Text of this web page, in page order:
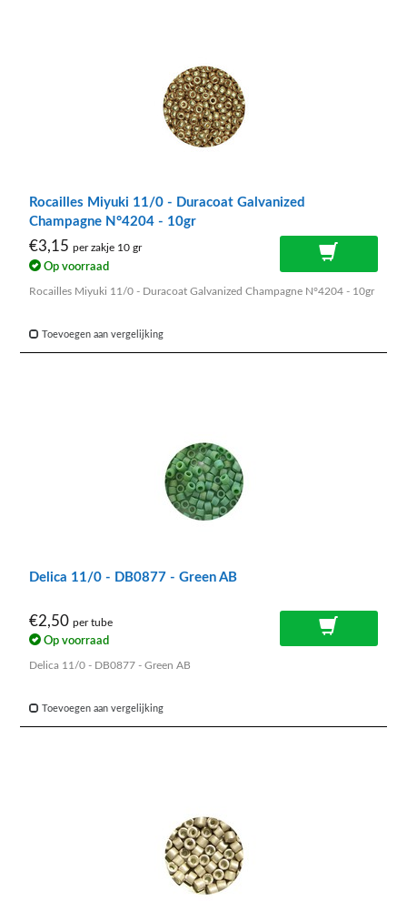
Rocailles Miyuki 11/0 - Duracoat Galvanized
Champagne N°4204 - 10gr
€3,15 per zakje 10 gr
Op voorraad
Rocailles Miyuki 11/0 - Duracoat Galvanized Champagne N°4204 - 10gr
Toevoegen aan vergelijking
Delica 11/0 - DB0877 - Green AB
€2,50 per tube
Op voorraad
Delica 11/0 - DB0877 - Green AB
Toevoegen aan vergelijking